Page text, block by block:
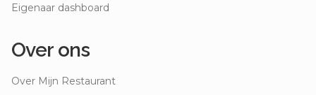
Eigenaar dashboard
Over ons
Over Mijn Restaurant